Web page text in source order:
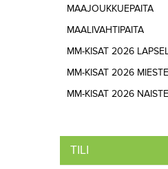
MAAJOUKKUEPAITA
MAALIVAHTIPAITA
MM-KISAT 2026
MM-KISAT 2026
MM-KISAT 2026
TILI